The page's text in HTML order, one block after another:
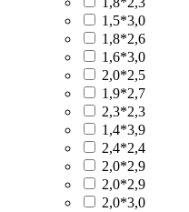
1,5*3,0
1,8*2,6
1,6*3,0
2,0*2,5
1,9*2,7
2,3*2,3
1,4*3,9
2,4*2,4
2,0*2,9
2,0*2,9
2,0*3,0